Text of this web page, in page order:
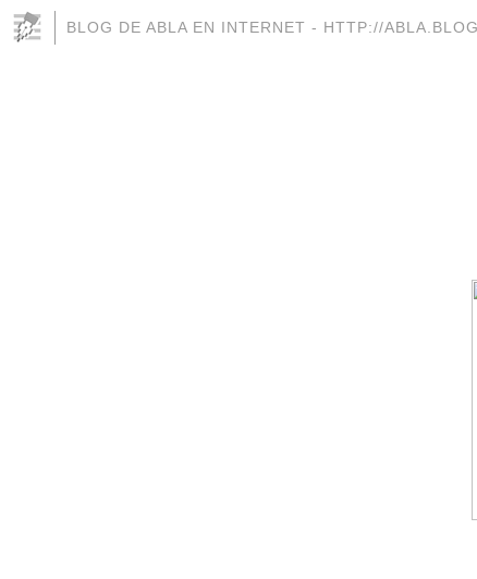
BLOG DE ABLA EN INTERNET - HTTP://